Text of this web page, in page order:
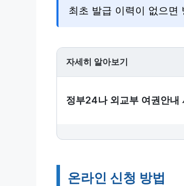
최초 발급 이력이 없으면
자세히 알아보기
정부24나 외교부 여권안내
온라인 신청 방법